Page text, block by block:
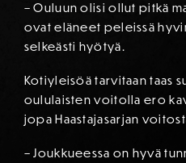
– Ouluun olisi ollut pitkä
ovat eläneet peleissä
selkeästi hyötyä.
Kotiyleisöä tarvitaan taas
oululaisten voitolla ero
jopa Haastajasarjan
– Joukkueessa on hyvä